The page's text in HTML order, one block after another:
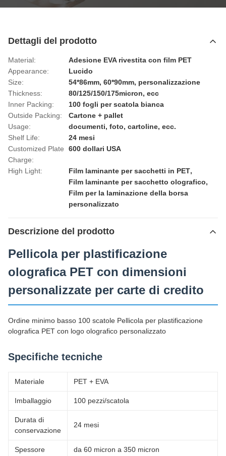
Dettagli del prodotto
Material:
Adesione EVA rivestita con film PET
Appearance:
Lucido
Size:
54*86mm, 60*90mm, personalizzazione
Thickness:
80/125/150/175micron, ecc
Inner Packing:
100 fogli per scatola bianca
Outside Packing:
Cartone + pallet
Usage:
documenti, foto, cartoline, ecc.
Shelf Life:
24 mesi
Customized Plate
Charge:
600 dollari USA
High Light: Film laminante per sacchetti in PET,
Film laminante per sacchetto olografico,
Film per la laminazione della borsa
personalizzato
Descrizione del prodotto
Pellicola per plastificazione
olografica PET con dimensioni
personalizzate per carte di credito
Ordine minimo basso 100 scatole Pellicola per plastificazione
olografica PET con logo olografico personalizzato
Specifiche tecniche
Materiale PET + EVA
Imballaggio 100 pezzi/scatola
Durata di
conservazione
24 mesi
Spessore da 60 micron a 350 micron